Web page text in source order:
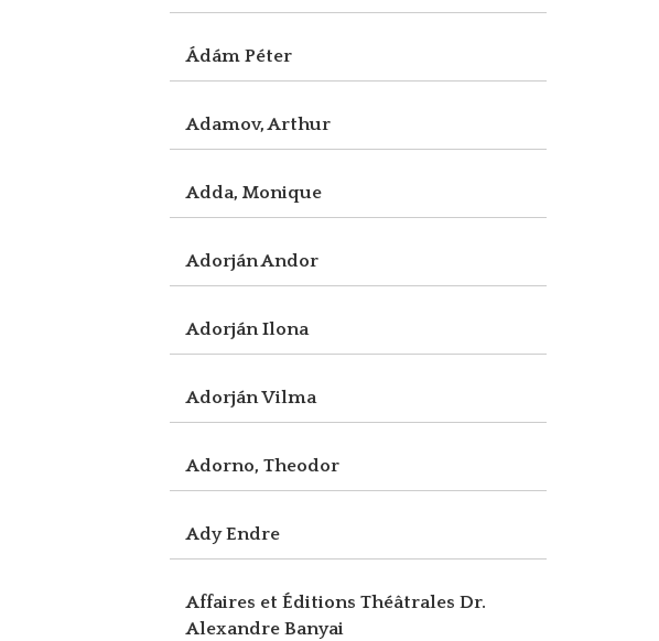
Ádám Péter
Adamov, Arthur
Adda, Monique
Adorján Andor
Adorján Ilona
Adorján Vilma
Adorno, Theodor
Ady Endre
Affaires et Éditions Théâtrales Dr.
Alexandre Banyai